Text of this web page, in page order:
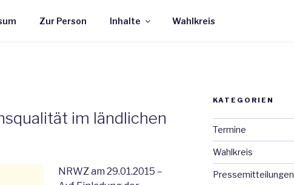
Zur Person Inhalte Wahlkreis
im ländlichen
NRWZ am 29.01.2015 –
KATEGORIEN
Termine
Wahlkreis
Pressemitteilungen